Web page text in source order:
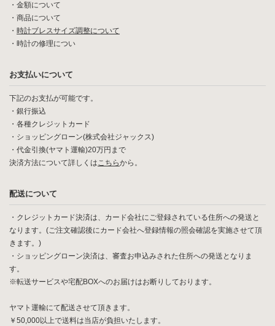
・ 金額について
・ 商品について
・ 時計ブレスサイズ調整について
・ 時計の修理につい
お支払いについて
下記のお支払が可能です。
・銀行振込
・各種クレジットカード
・ショッピングローン(株式会社ジャックス)
・代金引換(ヤマト運輸)20万円まで
決済方法について詳しくはこちらから。
配送について
・クレジットカード決済は、カード会社にご登録されている住所への発送と
なります。(ご注文確認後にカード会社へ登録情報の照会確認を実施させて頂
きます。)
・ショッピングローン決済は、審査お申込みされた住所への発送となりま
す。
※転送サービスや宅配BOXへのお届けはお断りしております。
ヤマト運輸にて配送させて頂きます。
￥50,000以上で送料は当店が負担いたします。